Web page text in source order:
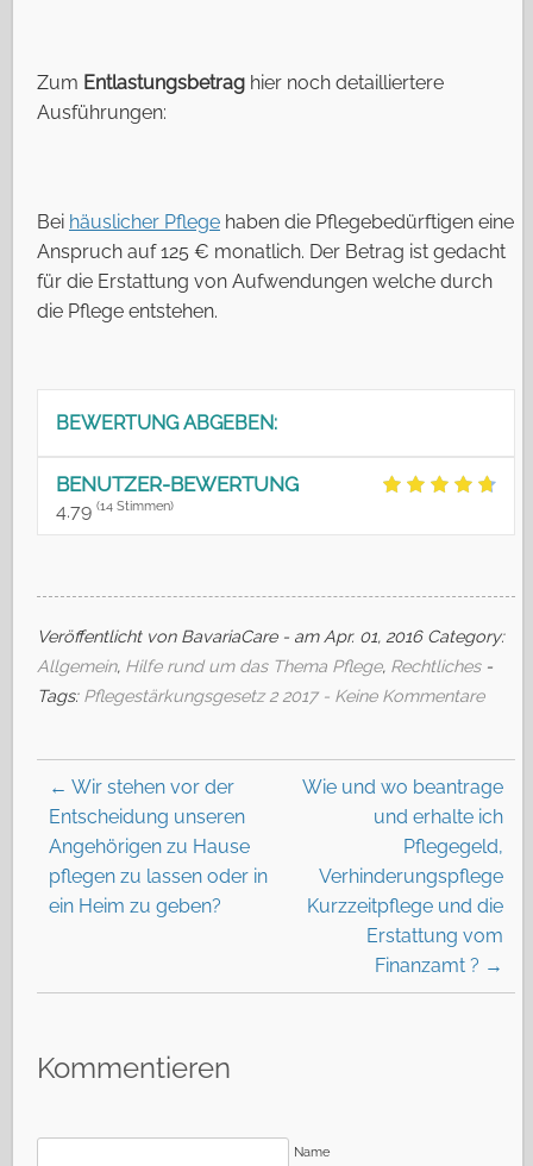
Zum Entlastungsbetrag hier noch detailliertere
Ausführungen:
Bei häuslicher Pflege haben die Pflegebedürftigen eine
Anspruch auf 125 € monatlich. Der Betrag ist gedacht
für die Erstattung von Aufwendungen welche durch
die Pflege entstehen.
BEWERTUNG ABGEBEN:
BENUTZER-BEWERTUNG
4.79 (14 Stimmen)
Veröffentlicht von BavariaCare - am Apr. 01, 2016 Category:
Allgemein, Hilfe rund um das Thema Pflege, Rechtliches-
Tags: Pflegestärkungsgesetz 2 2017 - Keine Kommentare
← Wir stehen vor der
Entscheidung unseren
Angehörigen zu Hause
pflegen zu lassen oder in
ein Heim zu geben?
Wie und wo beantrage
und erhalte ich
Pflegegeld,
Verhinderungspflege
Kurzzeitpflege und die
Erstattung vom
Finanzamt ? →
Kommentieren
Name